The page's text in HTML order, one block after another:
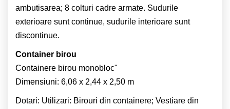
ambutisarea; 8 colturi cadre armate. Sudurile
exterioare sunt continue, sudurile interioare sunt
discontinue.
Container birou
Containere birou monobloc"
Dimensiuni: 6,06 x 2,44 x 2,50 m
Dotari: Utilizari: Birouri din containere; Vestiare din